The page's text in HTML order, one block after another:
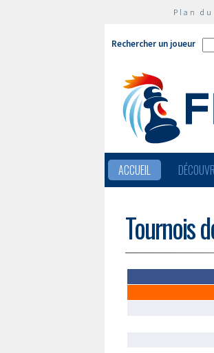
Plan
Rechercher un joueur
ACCUEIL
Tournois